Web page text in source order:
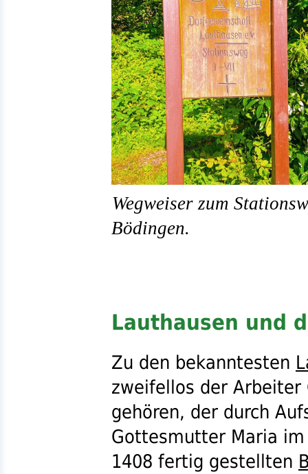
Wegweiser zum
Bödingen.
Lauthausen und
Zu den bekanntesten
zweifellos der
gehören, der durch
Gottesmutter Maria
1408 fertig gestellten